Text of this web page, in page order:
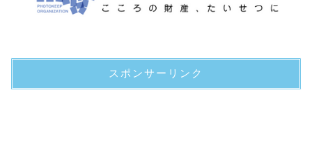
スポンサーリンク